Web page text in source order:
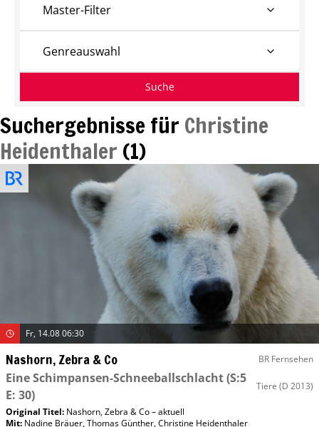
Suchergebnisse für Christine
Heidenthaler (1)
Fr, 14.08 06:30
Nashorn, Zebra & Co BR Fernsehen
Eine Schimpansen-Schneeballschlacht(S:5
E: 30)
Tiere (D 2013)
Original Titel: Nashorn, Zebra & Co – aktuell
Mit: Nadine Bräuer,Thomas Günther,Christine Heidenthaler
Master-Filter
Genreauswahl
Suche